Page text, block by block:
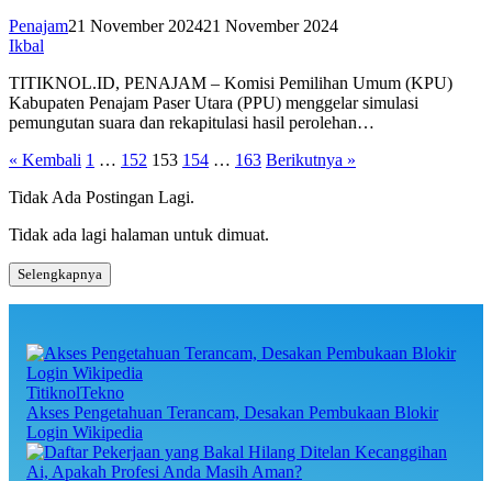
Penajam21 November 202421 November 2024
Ikbal
TITIKNOL.ID, PENAJAM – Komisi Pemilihan Umum (KPU)
Kabupaten Penajam Paser Utara (PPU) menggelar simulasi
pemungutan suara dan rekapitulasi hasil perolehan…
Paginasi
pos
« Kembali 1 … 152 153 154 … 163 Berikutnya »
Tidak Ada Postingan Lagi.
Tidak ada lagi halaman untuk dimuat.
Selengkapnya
TitiknolTekno
Akses Pengetahuan Terancam, Desakan Pembukaan Blokir
Login Wikipedia